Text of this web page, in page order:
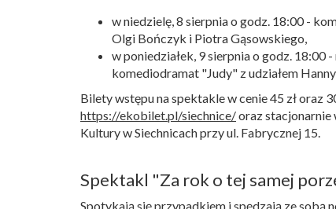
w niedzielę, 8 sierpnia o godz. 18:00 -
Olgi Bończyk i Piotra Gąsowskiego,
w poniedziałek, 9 sierpnia o godz. 18:00
komediodramat "Judy" z udziałem
Bilety wstępu na spektakle w cenie 45 zł oraz
https://ekobilet.pl/siechnice/oraz
Kultury w Siechnicach przy ul. Fabrycznej 15.
Spektakl "Za rok o tej samej
Spotykają się przypadkiem i spędzają ze sobą